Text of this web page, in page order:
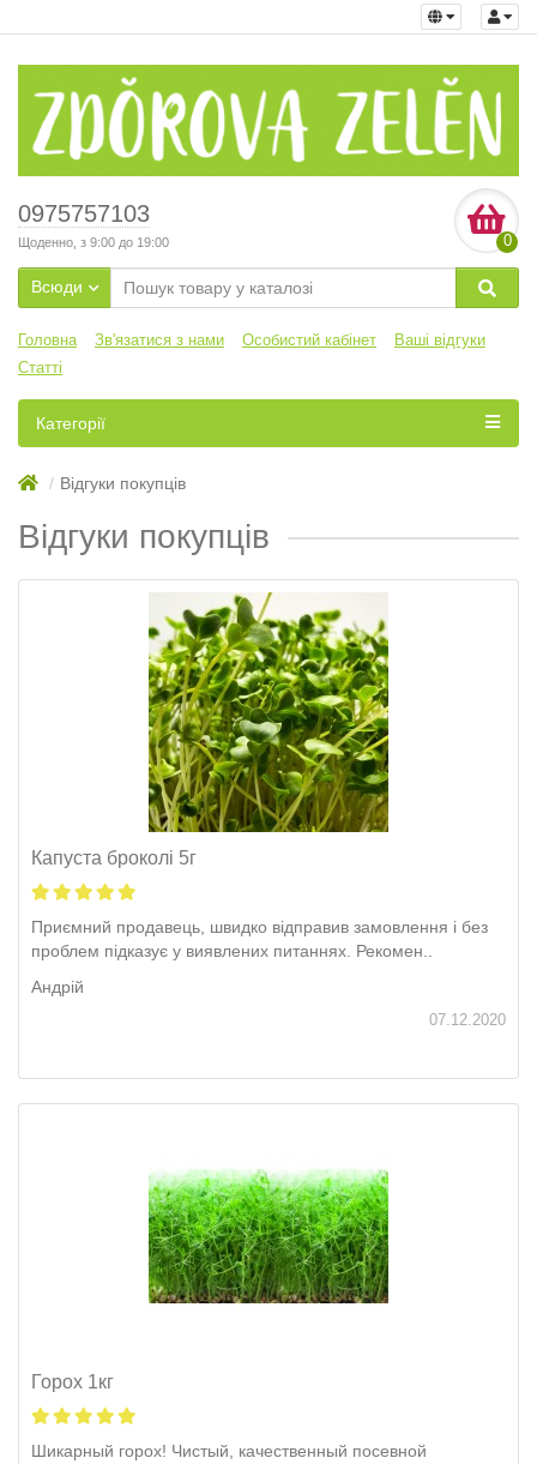
0975757103
Щоденно, з 9:00 до 19:00 0
Всюди
Головна Зв'язатися з нами Особистий кабінет
Ваші відгуки
Статті
Категорії
Відгуки покупців
Відгуки покупців
Капуста броколі 5г
Приємний продавець, швидко відправив замовлення і без
проблем підказує у виявлених питаннях. Рекомен..
Андрій
07.12.2020
Горох 1кг
Шикарный горох! Чистый, качественный посевной